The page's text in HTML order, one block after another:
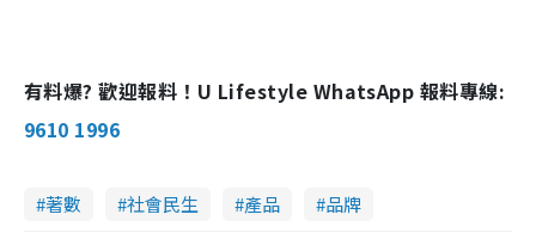
有料爆? 歡迎報料！U Lifestyle WhatsApp 報料專線:
9610 1996
著數 社會民生 產品 品牌